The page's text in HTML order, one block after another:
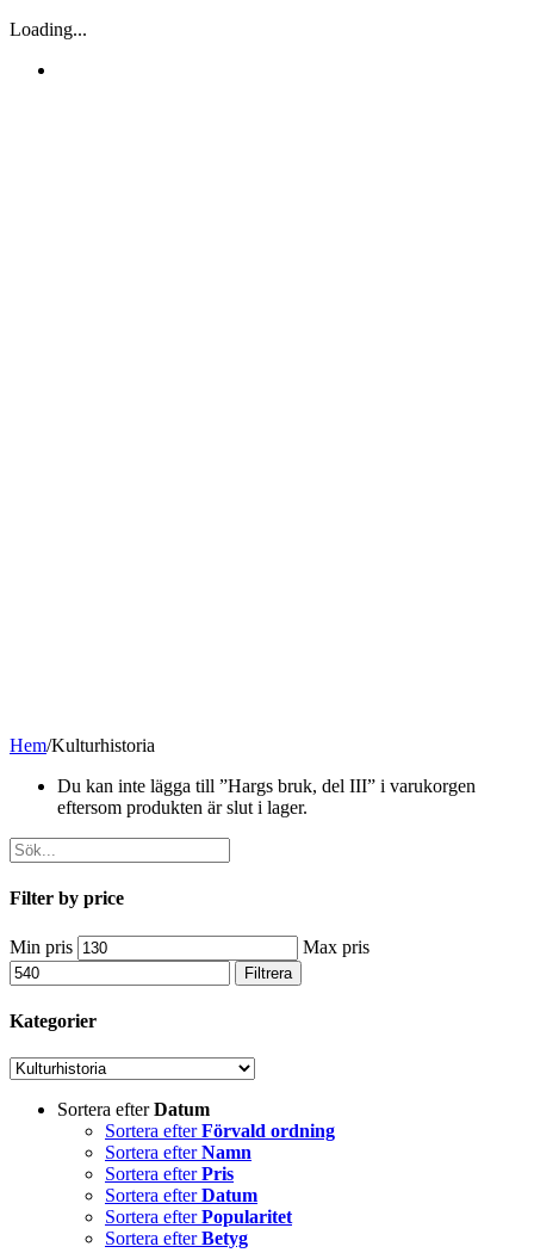
Loading...
Hem/Kulturhistoria
Du kan inte lägga till ”Hargs bruk, del III” i varukorgen
eftersom produkten är slut i lager.
Filter by price
Min pris Max pris
Filtrera
Kategorier
Sortera efterDatum
Sortera efterFörvald ordning
Sortera efterNamn
Sortera efterPris
Sortera efterDatum
Sortera efterPopularitet
Sortera efterBetyg